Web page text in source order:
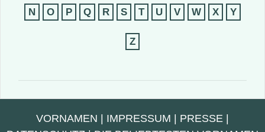
N O P Q R S T U V W X Y
Z
VORNAMEN | IMPRESSUM | PRESSE |